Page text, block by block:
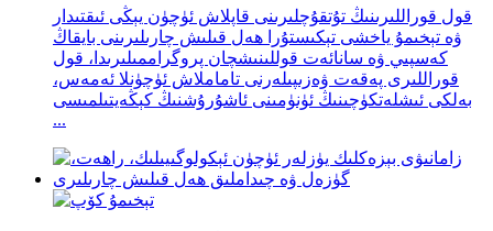
قول قوراللىرىنىڭ تۇتقۇچلىرىنى قاپلاش ئۈچۈن يېڭى ئىقتىدار
ۋە تېخىمۇ ياخشى تېكىستۇرا ھەل قىلىش چارىلىرىنى بايقاڭ
كەسپىي ۋە سانائەت قوللىنىشچان پروگراممىلىرىدا، قول
قوراللىرى پەقەت ۋەزىپىلەرنى تاماملاش ئۈچۈنلا ئەمەس،
بەلكى ئىشلەتكۈچىنىڭ ئۈنۈمىنى ئاشۇرۇشنىڭ كېڭەيتىلمىسى
...